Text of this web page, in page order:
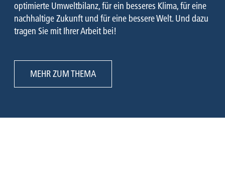
optimierte Umweltbilanz, für ein besseres Klima, für eine
nachhaltige Zukunft und für eine bessere Welt. Und dazu
tragen Sie mit Ihrer Arbeit bei!
MEHR ZUM THEMA